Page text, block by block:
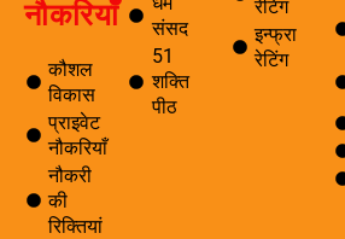
नौकरियाँ
कौशल
विकास
प्राइवेट
नौकरियाँ
नौकरी
की
रिक्तियां
संसद
51
शक्ति
पीठ
रेटिंग
इन्फ्रा
रेटिंग